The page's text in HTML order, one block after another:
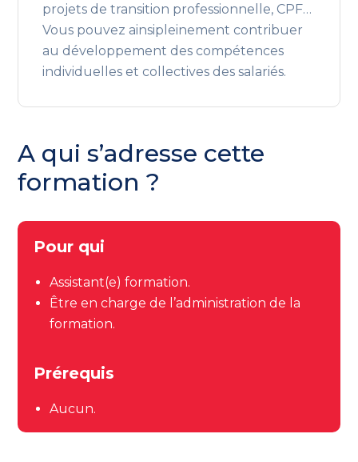
projets de transition professionnelle, CPF…
Vous pouvez ainsipleinement contribuer
au développement des compétences
individuelles et collectives des salariés.
A qui s’adresse cette
formation ?
Pour qui
Assistant(e) formation.
Être en charge de l’administration de la
formation.
Prérequis
Aucun.